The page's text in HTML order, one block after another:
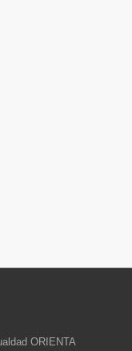
ORIENTA